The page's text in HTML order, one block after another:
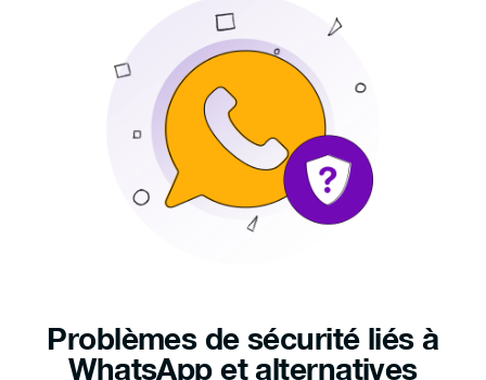
Problèmes de sécurité liés à
WhatsApp et alternatives